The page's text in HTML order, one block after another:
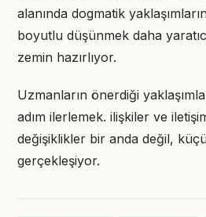
alanında dogmatik
boyutlu düşünmek daha
zemin hazırlıyor.
Uzmanların önerdiği
adım ilerlemek. ilişkiler ve
değişiklikler bir anda değil,
gerçekleşiyor.